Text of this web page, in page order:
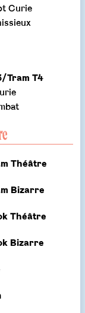
Curie
Tram T4
Théâtre
Bizarre
Théâtre
Bizarre